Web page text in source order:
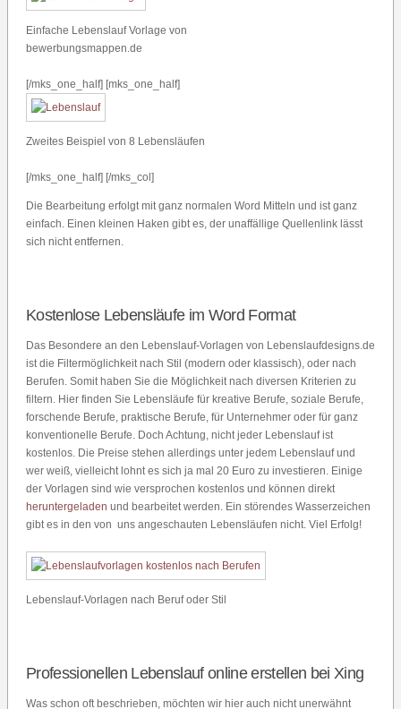
Einfache Lebenslauf Vorlage von
bewerbungsmappen.de
[/mks_one_half] [mks_one_half]
Zweites Beispiel von 8 Lebensläufen
[/mks_one_half] [/mks_col]
Die Bearbeitung erfolgt mit ganz normalen Word Mitteln und ist ganz
einfach. Einen kleinen Haken gibt es, der unaffällige Quellenlink lässt
sich nicht entfernen.
Kostenlose Lebensläufe im Word Format
Das Besondere an den Lebenslauf-Vorlagen von Lebenslaufdesigns.de
ist die Filtermöglichkeit nach Stil (modern oder klassisch), oder nach
Berufen. Somit haben Sie die Möglichkeit nach diversen Kriterien zu
filtern. Hier finden Sie Lebensläufe für kreative Berufe, soziale Berufe,
forschende Berufe, praktische Berufe, für Unternehmer oder für ganz
konventionelle Berufe. Doch Achtung, nicht jeder Lebenslauf ist
kostenlos. Die Preise stehen allerdings unter jedem Lebenslauf und
wer weiß, vielleicht lohnt es sich ja mal 20 Euro zu investieren. Einige
der Vorlagen sind wie versprochen kostenlos und können direkt
heruntergeladen und bearbeitet werden. Ein störendes Wasserzeichen
gibt es in den von uns angeschauten Lebensläufen nicht. Viel Erfolg!
Lebenslauf-Vorlagen nach Beruf oder Stil
Professionellen Lebenslauf online erstellen bei Xing
Was schon oft beschrieben, möchten wir hier auch nicht unerwähnt